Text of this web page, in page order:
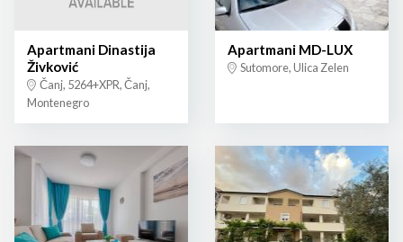
Apartmani Dinastija
Živković
Čanj, 5264+XPR, Čanj,
Montenegro
Apartmani MD-LUX
Sutomore, Ulica Zelen